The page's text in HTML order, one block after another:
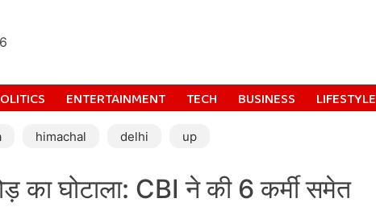
ENTERTAINMENT TECH BUSINESS LIFESTYLE
himachal delhi up
का घोटाला: CBI ने की 6 कर्मी समेत